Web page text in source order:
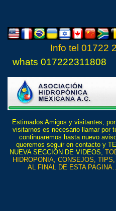
Info tel 01722
whats 017222311808
Estimados Amigos y visitantes,
visitarnos es necesario llamar por
continuaremos hasta nuevo
queremos seguir en contacto y
NUEVA SECCIÓN DE VIDEOS,
HIDROPONIA, CONSEJOS,
AL FINAL DE ESTA